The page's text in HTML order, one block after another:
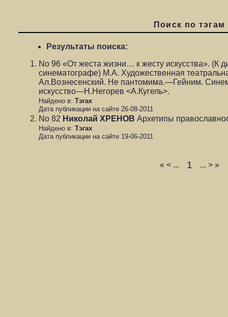
Поиск по тэгам
Результаты поиска:
No 96 «От жеста жизни… к жесту искусства». (К
синематографе) М.А. Художественная
Ал.Вознесенский. Не пантомима.—Гейним.
искусство—Н.Негорев <А.Кугель>.
Найдено в: Тэгах
Дата публикации на сайте 26-08-2011
No 82 Николай ХРЕНОВ Архетипы
Найдено в: Тэгах
Дата публикации на сайте 19-06-2011
« < ... 1 ... > »